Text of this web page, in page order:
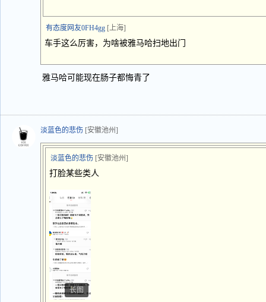
有态度网友0FH4gg [上海]
车手这么厉害，为啥被雅马哈扫地出门
雅马哈可能现在肠子都悔青了
淡蓝色的悲伤 [安徽池州]
淡蓝色的悲伤 [安徽池州]
打脸某些类人
长图